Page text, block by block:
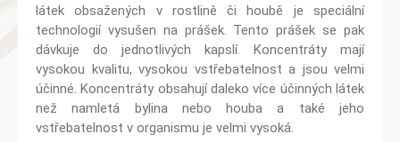
látek obsažených v rostlině či houbě je speciální
technologií vysušen na prášek. Tento prášek se pak
dávkuje do jednotlivých kapslí. Koncentráty mají
vysokou kvalitu, vysokou vstřebatelnost a jsou velmi
účinné. Koncentráty obsahují daleko více účinných látek
než namletá bylina nebo houba a také jeho
vstřebatelnost v organismu je velmi vysoká.